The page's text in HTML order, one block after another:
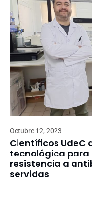
Octubre 12, 2023
Científicos
tecnológica para
resistencia a
servidas